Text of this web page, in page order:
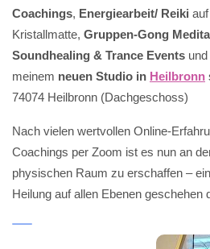
Coachings, Energiearbeit/ Reiki
Kristallmatte, Gruppen-Gong
Soundhealing & Trance Events und
meinem neuen Studio in Heilbronn
74074 Heilbronn (Dachgeschoss)
Nach vielen wertvollen Online-
Coachings per Zoom ist es nun an
physischen Raum zu erschaffen –
Heilung auf allen Ebenen geschehen